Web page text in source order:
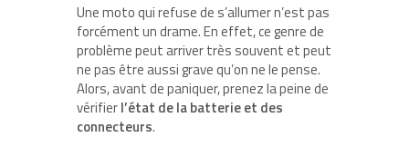
Une moto qui refuse de s’allumer n’est pas
forcément un drame. En effet, ce genre de
problème peut arriver très souvent et peut
ne pas être aussi grave qu’on ne le pense.
Alors, avant de paniquer, prenez la peine de
vérifierl’état de la batterie et des
connecteurs.